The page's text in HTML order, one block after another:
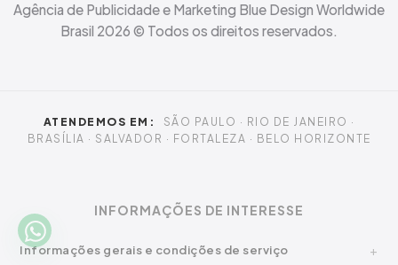
Agência de Publicidade e Marketing Blue Design Worldwide
Brasil 2026 © Todos os direitos reservados.
ATENDEMOS EM:
SÃO PAULO · RIO DE JANEIRO ·
BRASÍLIA · SALVADOR · FORTALEZA · BELO HORIZONTE
INFORMAÇÕES DE INTERESSE
Informações gerais e condições de serviço